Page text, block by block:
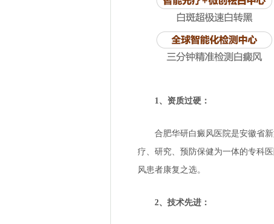
1、资质过硬：
合肥华研白癜风医院是安徽省
疗、研究、预防保健为一体的专科
风患者康复之选。
2、技术先进：